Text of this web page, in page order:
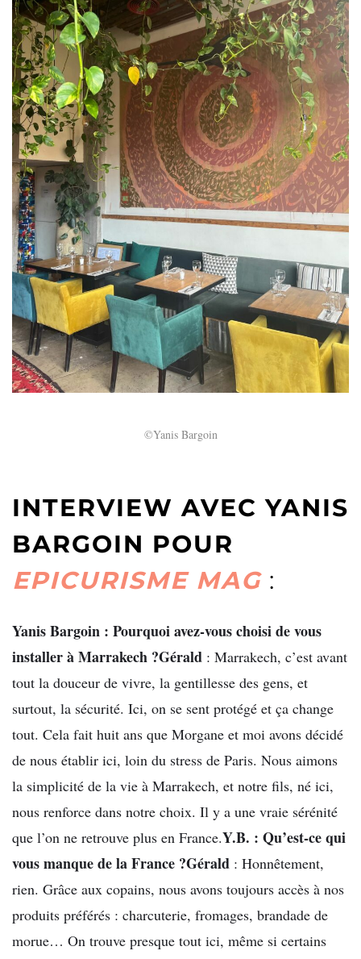
©Yanis Bargoin
INTERVIEW AVEC YANIS
BARGOIN POUR
EPICURISME MAG:
Yanis Bargoin : Pourquoi avez-vous choisi de vous
installer à Marrakech ?Gérald : Marrakech, c’est avant
tout la douceur de vivre, la gentillesse des gens, et
surtout, la sécurité. Ici, on se sent protégé et ça change
tout. Cela fait huit ans que Morgane et moi avons décidé
de nous établir ici, loin du stress de Paris. Nous aimons
la simplicité de la vie à Marrakech, et notre fils, né ici,
nous renforce dans notre choix. Il y a une vraie sérénité
que l’on ne retrouve plus en France.Y.B. : Qu’est-ce qui
vous manque de la France ?Gérald : Honnêtement,
rien. Grâce aux copains, nous avons toujours accès à nos
produits préférés : charcuterie, fromages, brandade de
morue… On trouve presque tout ici, même si certains